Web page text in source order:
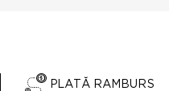
PLATĂ RAMBURS